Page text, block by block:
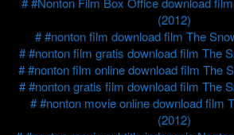
(2012)
#nonton film download film The
#nonton film gratis download film The
#nonton film online download film The
#nonton gratis film download film The
#nonton movie online download film
(2012)